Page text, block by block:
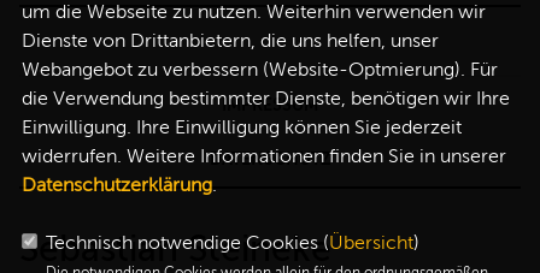
IMPRESSUM
DATENSCHUTZ
Sebastian Steineke
um die Webseite zu nutzen. Weiterhin verwenden wir
Dienste von Drittanbietern, die uns helfen, unser
Webangebot zu verbessern (Website-Optmierung). Für
die Verwendung bestimmter Dienste, benötigen wir Ihre
Einwilligung. Ihre Einwilligung können Sie jederzeit
widerrufen. Weitere Informationen finden Sie in unserer
Datenschutzerklärung.
Technisch notwendige Cookies (Übersicht)